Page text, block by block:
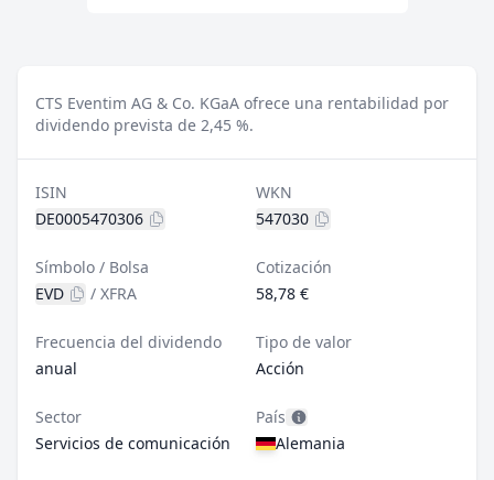
CTS Eventim AG & Co. KGaA ofrece una rentabilidad por
dividendo prevista de 2,45 %.
ISIN
DE0005470306
WKN
547030
Símbolo / Bolsa
EVD
/ XFRA
Cotización
58,78 €
Frecuencia del dividendo
anual
Tipo de valor
Acción
Sector
Servicios de comunicación
País
Alemania